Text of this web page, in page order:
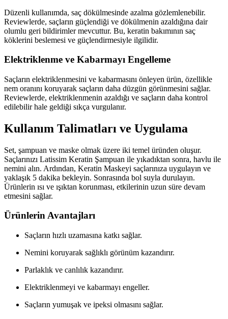
Düzenli kullanımda, saç dökülmesinde azalma gözlemlenebilir.
Reviewlerde, saçların güçlendiği ve dökülmenin azaldığına dair
olumlu geri bildirimler mevcuttur. Bu, keratin bakımının saç
köklerini beslemesi ve güçlendirmesiyle ilgilidir.
Elektriklenme ve Kabarmayı Engelleme
Saçların elektriklenmesini ve kabarmasını önleyen ürün, özellikle
nem oranını koruyarak saçların daha düzgün görünmesini sağlar.
Reviewlerde, elektriklenmenin azaldığı ve saçların daha kontrol
edilebilir hale geldiği sıkça vurgulanır.
Kullanım Talimatları ve Uygulama
Set, şampuan ve maske olmak üzere iki temel üründen oluşur.
Saçlarınızı Latissim Keratin Şampuan ile yıkadıktan sonra, havlu ile
nemini alın. Ardından, Keratin Maskeyi saçlarınıza uygulayın ve
yaklaşık 5 dakika bekleyin. Sonrasında bol suyla durulayın.
Ürünlerin ısı ve ışıktan korunması, etkilerinin uzun süre devam
etmesini sağlar.
Ürünlerin Avantajları
Saçların hızlı uzamasına katkı sağlar.
Nemini koruyarak sağlıklı görünüm kazandırır.
Parlaklık ve canlılık kazandırır.
Elektriklenmeyi ve kabarmayı engeller.
Saçların yumuşak ve ipeksi olmasını sağlar.